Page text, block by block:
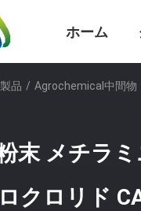
ホーム
製品 / Agrochemical中間物
末 メチラ
クロリド